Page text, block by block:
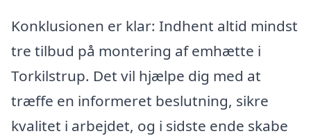
Konklusionen er klar: Indhent altid mindst
tre tilbud på montering af emhætte i
Torkilstrup. Det vil hjælpe dig med at
træffe en informeret beslutning, sikre
kvalitet i arbejdet, og i sidste ende skabe